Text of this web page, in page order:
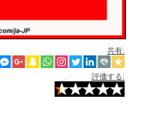
共有:
評価する: